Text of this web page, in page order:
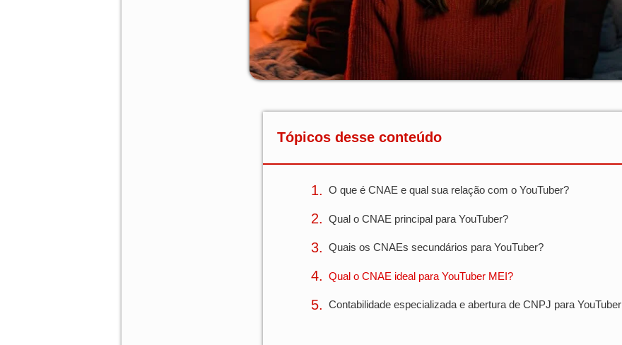
Tópicos desse conteúdo
O que é CNAE e qual sua relação com o YouTuber?
Qual o CNAE principal para YouTuber?
Quais os CNAEs secundários para YouTuber?
Qual o CNAE ideal para YouTuber MEI?
Contabilidade especializada e abertura de CNPJ para YouTuber